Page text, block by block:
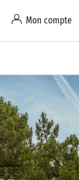
Mon compte